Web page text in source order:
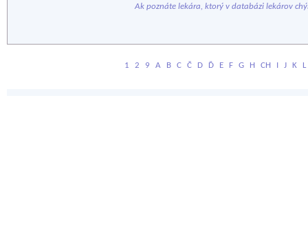
Ak poznáte lekára, ktorý v databázi lekárov
1 2 9 A B C Č D Ď E F G H CH I J K L